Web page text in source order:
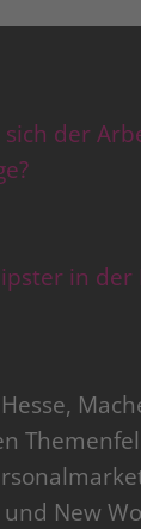
der
in der
New